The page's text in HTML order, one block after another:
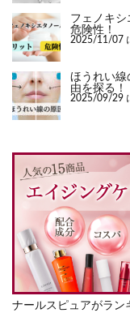
フェノキシ
危険性！
2025/11/07
ほうれい線
由を探る！
2025/09/29
ナールスピュアがラン